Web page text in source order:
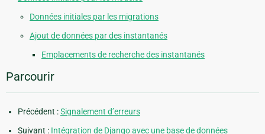
Données initiales par les migrations
Ajout de données par des instantanés
Emplacements de recherche des instantanés
Parcourir
Précédent :Signalement d’erreurs
Suivant : Intégration de Django avec une base de données